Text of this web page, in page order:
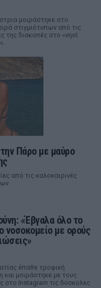
μοιράστηκε στο
στιγμιότυπων από τις
της διακοπές στο «νησί
Πάρο με μαύρο
από τις καλοκαιρινές
«Έβγαλα όλο το
νοσοκομείο με ορούς
έπαθε τροφική
και μοιράστηκε με τους
στο Instagram τις δύσκολες